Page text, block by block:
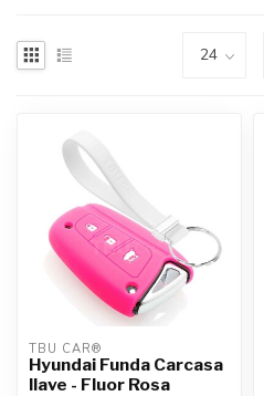
TBU CAR®
Hyundai Funda Carcasa
llave - Fluor Rosa